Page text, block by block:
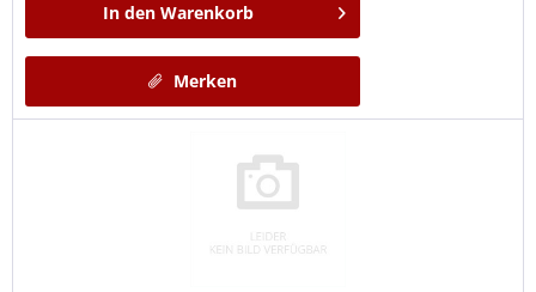
In den Warenkorb
Merken